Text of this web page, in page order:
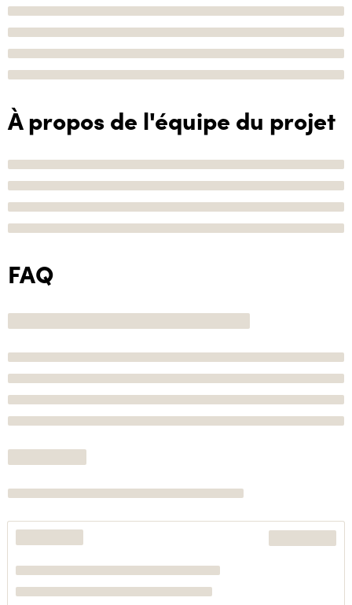
À propos de l'équipe du projet
FAQ